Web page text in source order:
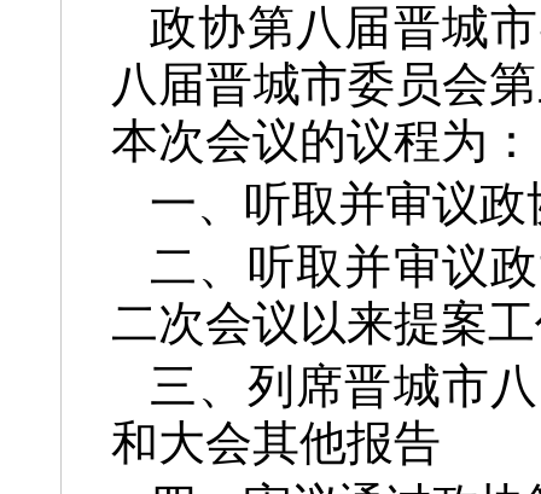
政协第八届晋城
八届晋城市委员会
本次会议的议程为：
一、听取并审议
二、听取并审议
二次会议以来提案
三、列席晋城市
和大会其他报告